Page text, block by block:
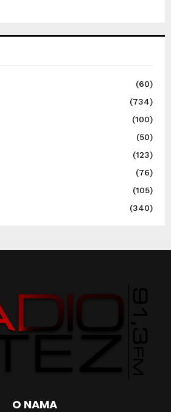
(60)
(734)
(100)
(50)
(123)
(76)
(105)
(340)
O NAMA